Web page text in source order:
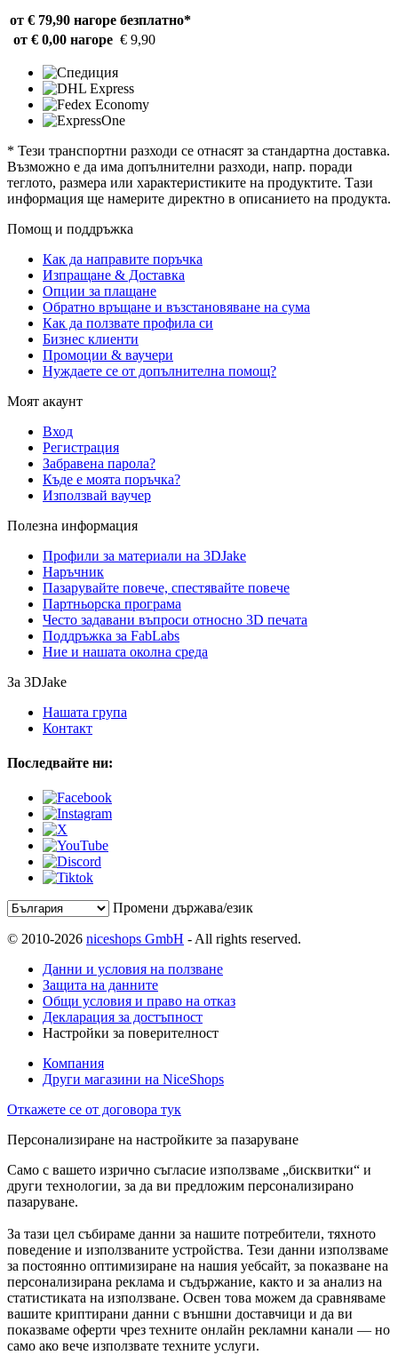
от € 79,90 нагоре безплатно*
от € 0,00 нагоре € 9,90
* Тези транспортни разходи се отнасят за стандартна доставка.
Възможно е да има допълнителни разходи, напр. поради
теглото, размера или характеристиките на продуктите. Тази
информация ще намерите директно в описанието на продукта.
Помощ и поддръжка
Как да направите поръчка
Изпращане & Доставка
Опции за плащане
Обратно връщане и възстановяване на сума
Как да ползвате профила си
Бизнес клиенти
Промоции & ваучери
Нуждаете се от допълнителна помощ?
Моят акаунт
Вход
Регистрация
Забравена парола?
Къде е моята поръчка?
Използвай ваучер
Полезна информация
Профили за материали на 3DJake
Наръчник
Пазарувайте повече, спестявайте повече
Партньорска програма
Често задавани въпроси относно 3D печата
Поддръжка за FabLabs
Ние и нашата околна среда
За 3DJake
Нашата група
Контакт
Последвайте ни:
Промени държава/език
© 2010-2026 niceshops GmbH - All rights reserved.
Данни и условия на ползване
Защита на данните
Общи условия и право на отказ
Декларация за достъпност
Настройки за поверителност
Компания
Други магазини на NiceShops
Откажете се от договора тук
Персонализиране на настройките за пазаруване
Само с вашето изрично съгласие използваме „бисквитки“ и
други технологии, за да ви предложим персонализирано
пазаруване.
За тази цел събираме данни за нашите потребители, тяхното
поведение и използваните устройства. Тези данни използваме
за постоянно оптимизиране на нашия уебсайт, за показване на
персонализирана реклама и съдържание, както и за анализ на
статистиката на използване. Освен това можем да сравняваме
вашите криптирани данни с външни доставчици и да ви
показваме оферти чрез техните онлайн рекламни канали — но
само ако вече използвате техните услуги.